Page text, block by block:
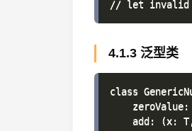
4.1.3 泛型类
class
zeroValue:
add: (x: